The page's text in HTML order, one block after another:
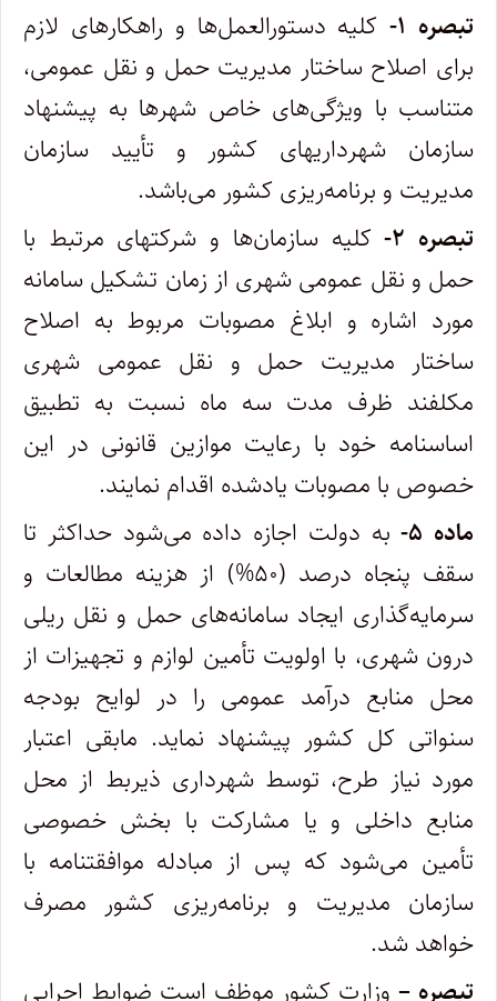
تبصره ۱-
کلیه دستورالعمل‌ها و راهکارهای لازم
برای اصلاح ساختار مدیریت حمل و نقل عمومی،
متناسب با ویژگی‌های خاص شهرها به پیشنهاد
سازمان شهرداری‎های کشور و تأیید سازمان
مدیریت و برنامه‌ریزی کشور می‌باشد.
تبصره ۲-
کلیه سازمان‌ها و شرکتهای مرتبط با
حمل و نقل عمومی شهری از زمان تشکیل سامانه
مورد اشاره و ابلاغ مصوبات مربوط به اصلاح
ساختار مدیریت حمل و نقل عمومی شهری
مکلفند ظرف مدت سه ماه نسبت به تطبیق
اساسنامه خود با رعایت موازین قانونی در این
خصوص با مصوبات یادشده اقدام نمایند.
ماده ۵-
به دولت اجازه داده می‌شود حداکثر تا
سقف پنجاه درصد (۵۰%) از هزینه مطالعات و
سرمایه‌گذاری ایجاد سامانه‌های حمل و نقل ریلی
درون شهری، با اولویت تأمین لوازم و تجهیزات از
محل منابع درآمد عمومی را در لوایح بودجه
سنواتی کل کشور پیشنهاد نماید. مابقی اعتبار
مورد نیاز طرح، توسط شهرداری ذیربط از محل
منابع داخلی و یا مشارکت با بخش خصوصی
تأمین می‌شود که پس از مبادله موافقتنامه با
سازمان مدیریت و برنامه‌ریزی کشور مصرف
خواهد شد.
تبصره –وزارت کشور موظف است ضوابط اجرایی